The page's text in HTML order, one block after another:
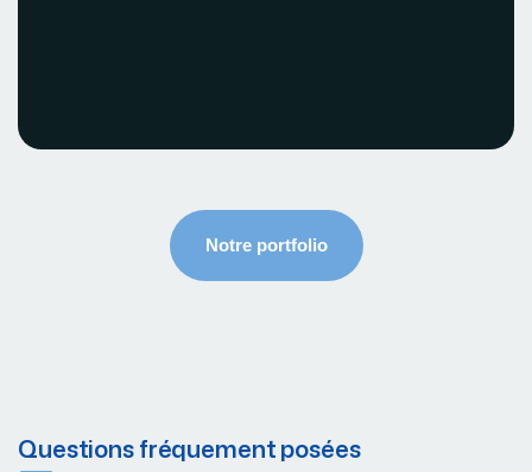
Voir le projet
Questions fréquement posées